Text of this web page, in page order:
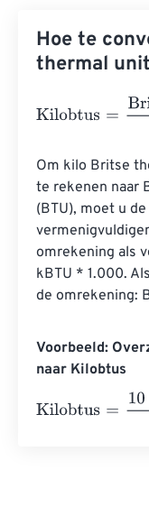
Hoe te
thermal
Kilobtus
Om kilo Britse
te rekenen naar
(BTU), moet u
omrekening als
kBTU * 1.000.
de omrekening:
Voorbeeld:
naar Kilobtus
Kilobtus
10